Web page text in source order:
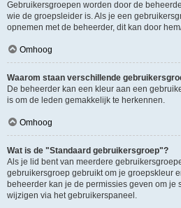
Gebruikersgroepen worden door de
wie de groepsleider is. Als je een
opnemen met de beheerder, dit kan door
Omhoog
Waarom staan verschillende
De beheerder kan een kleur aan een
is om de leden gemakkelijk te herkennen.
Omhoog
Wat is de "Standaard gebruikersgroep"?
Als je lid bent van meerdere
gebruikersgroep gebruikt om je groepskleur
beheerder kan je de permissies geven om je
wijzigen via het gebruikerspaneel.